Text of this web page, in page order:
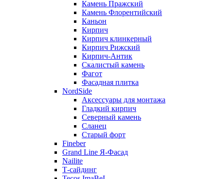
Камень Пражский
Камень Флорентийский
Каньон
Кирпич
Кирпич клинкерный
Кирпич Рижский
Кирпич-Антик
Скалистый камень
Фагот
Фасадная плитка
NordSide
Аксессуары для монтажа
Гладкий кирпич
Северный камень
Сланец
Старый форт
Fineber
Grand Line Я-Фасад
Nailite
Т-сайдинг